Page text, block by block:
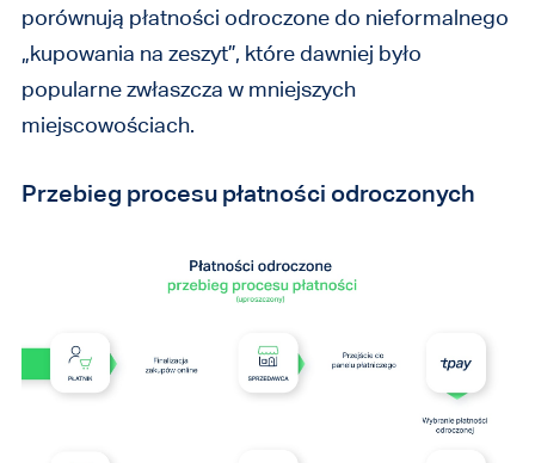
porównują płatności odroczone do nieformalnego
„kupowania na zeszyt”, które dawniej było
popularne zwłaszcza w mniejszych
miejscowościach.
Przebieg procesu płatności odroczonych